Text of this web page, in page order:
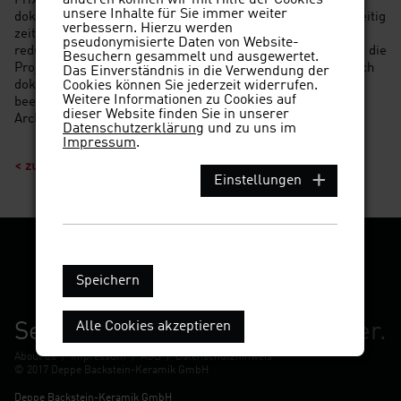
dokumentiert. Die vorgestellten Arbeiten zeigten, wie vielseitig
zeitgenössische Backstein-Architektur sein kann. Vom
reduziert gestalteten Strandhaus unter bis zum Sakralbau - die
Projekte wurden auf großformatigen Infowänden anschaulich
dokumentiert. Die Ausstellungsbesucher erwartete ein
beeindruckender Querschnitt internationaler Backstein-
Architektur.
< zurück zu Aktuelles
Seit 1888:Wir prägen Stadtbilder.
About us / Impressum / AGB / Datenschutzhinweis
© 2017 Deppe Backstein-Keramik GmbH
Deppe Backstein-Keramik GmbH
unsere Inhalte für Sie immer weiter
verbessern. Hierzu werden
pseudonymisierte Daten von Website-
Besuchern gesammelt und ausgewertet.
Das Einverständnis in die Verwendung der
Cookies können Sie jederzeit widerrufen.
Weitere Informationen zu Cookies auf
dieser Website finden Sie in unserer
Datenschutzerklärung und zu uns im
Impressum.
Einstellungen
Speichern
Alle Cookies akzeptieren